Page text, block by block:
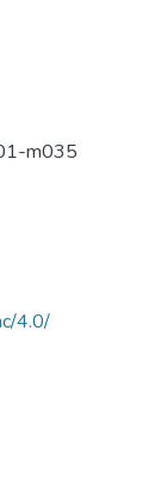
m035
4.0/